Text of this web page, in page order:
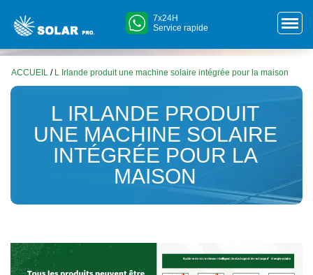
7x24H
Service rapide
ACCUEIL / L Irlande produit une machine solaire intégrée pour la maison
L IRLANDE PRODUIT
UNE MACHINE SOLAIRE
INTÉGRÉE POUR LA
MAISON